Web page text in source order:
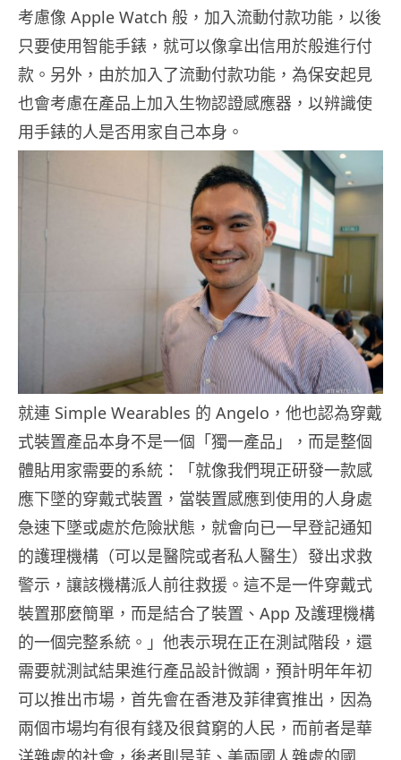
考慮像 Apple Watch 般，加入流動付款功能，以後
只要使用智能手錶，就可以像拿出信用於般進行付
款。另外，由於加入了流動付款功能，為保安起見
也會考慮在產品上加入生物認證感應器，以辨識使
用手錶的人是否用家自己本身。
就連 Simple Wearables 的 Angelo，他也認為穿戴
式裝置產品本身不是一個「獨一產品」，而是整個
體貼用家需要的系統：「就像我們現正研發一款感
應下墜的穿戴式裝置，當裝置感應到使用的人身處
急速下墜或處於危險狀態，就會向已一早登記通知
的護理機構（可以是醫院或者私人醫生）發出求救
警示，讓該機構派人前往救援。這不是一件穿戴式
裝置那麼簡單，而是結合了裝置、App 及護理機構
的一個完整系統。」他表示現在正在測試階段，還
需要就測試結果進行產品設計微調，預計明年年初
可以推出市場，首先會在香港及菲律賓推出，因為
兩個市場均有很有錢及很貧窮的人民，而前者是華